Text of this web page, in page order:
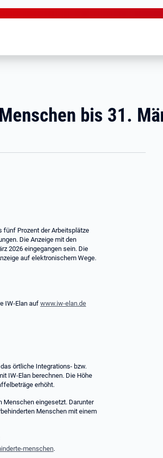
bis 31.
fünf Prozent der Arbeitsplätze
Die Anzeige mit den
2026 eingegangen sein. Die
auf elektronischem Wege.
IW-Elan auf www.iw-elan.de
örtliche Integrations- bzw.
IW-Elan berechnen. Die Höhe
erhöht.
Menschen eingesetzt. Darunter
Menschen mit einem
menschen.